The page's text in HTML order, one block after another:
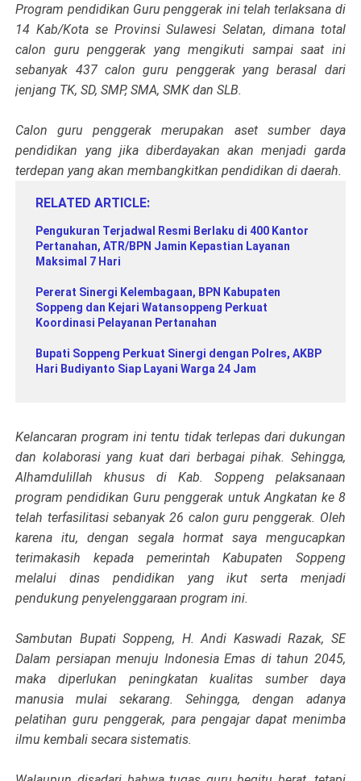
Program pendidikan Guru penggerak ini telah terlaksana di
14 Kab/Kota se Provinsi Sulawesi Selatan, dimana total
calon guru penggerak yang mengikuti sampai saat ini
sebanyak 437 calon guru penggerak yang berasal dari
jenjang TK, SD, SMP, SMA, SMK dan SLB.
Calon guru penggerak merupakan aset sumber daya
pendidikan yang jika diberdayakan akan menjadi garda
terdepan yang akan membangkitkan pendidikan di daerah.
RELATED ARTICLE
Pengukuran Terjadwal Resmi Berlaku di 400 Kantor
Pertanahan, ATR/BPN Jamin Kepastian Layanan
Maksimal 7 Hari
Pererat Sinergi Kelembagaan, BPN Kabupaten
Soppeng dan Kejari Watansoppeng Perkuat
Koordinasi Pelayanan Pertanahan
Bupati Soppeng Perkuat Sinergi dengan Polres, AKBP
Hari Budiyanto Siap Layani Warga 24 Jam
Kelancaran program ini tentu tidak terlepas dari dukungan
dan kolaborasi yang kuat dari berbagai pihak. Sehingga,
Alhamdulillah khusus di Kab. Soppeng pelaksanaan
program pendidikan Guru penggerak untuk Angkatan ke 8
telah terfasilitasi sebanyak 26 calon guru penggerak. Oleh
karena itu, dengan segala hormat saya mengucapkan
terimakasih kepada pemerintah Kabupaten Soppeng
melalui dinas pendidikan yang ikut serta menjadi
pendukung penyelenggaraan program ini.
Sambutan Bupati Soppeng, H. Andi Kaswadi Razak, SE
Dalam persiapan menuju Indonesia Emas di tahun 2045,
maka diperlukan peningkatan kualitas sumber daya
manusia mulai sekarang. Sehingga, dengan adanya
pelatihan guru penggerak, para pengajar dapat menimba
ilmu kembali secara sistematis.